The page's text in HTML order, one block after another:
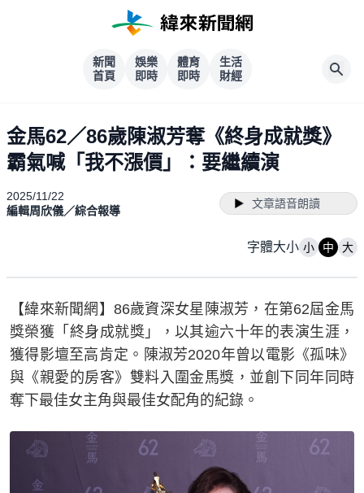
新聞
首頁
娛樂
即時
體育
即時
生活
財經
金馬62／86歲陳淑芳奪《終身成就獎》
霸氣喊「我不漲價」：要繼續演
2025/11/22
編輯周欣儀／綜合報導
文章語音朗讀
字體大小 小 中 大
【緯來新聞網】86歲資深女星陳淑芳，在第62屆金馬
獎榮獲「終身成就獎」，以其逾六十年的表演生涯，
獲得影壇至高肯定。陳淑芳2020年曾以電影《孤味》
與《親愛的房客》雙料入圍金馬獎，並創下同年同時
奪下最佳女主角與最佳女配角的紀錄。